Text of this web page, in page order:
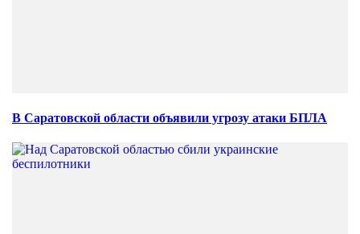
В Саратовской области объявили угрозу атаки БПЛА